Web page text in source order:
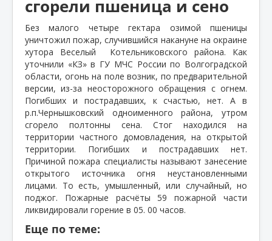
сгорели пшеница и сено
Без малого четыре гектара озимой пшеницы
уничтожил пожар, случившийся накануне на окраине
хутора Веселый
Котельниковского района. Как
уточнили «КЗ» в ГУ МЧС России по Волгоградской
области, огонь на поле возник, по предварительной
версии, из-за неосторожного обращения с огнем.
Погибших и пострадавших, к счастью, нет. А в
р.п.Чернышковский одноименного района, утром
сгорело полтонны сена. Стог находился на
территории частного домовладения, на открытой
территории. Погибших и пострадавших нет.
Причиной пожара специалисты называют занесение
открытого источника огня неустановленными
лицами. То есть, умышленный, или случайный, но
поджог. Пожарные расчёты 59 пожарной части
ликвидировали горение в 05. 00 часов.
Еще по теме: